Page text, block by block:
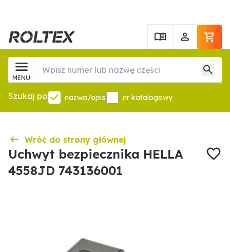
MENU
Szukaj po nazwa/opis nr katalogowy
Wróć do strony głównej
Uchwyt bezpiecznika HELLA
4558JD 743136001